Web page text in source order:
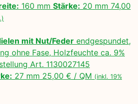
160 mm Stärke: 20 mm 74,00
mit Nut/Feder endgespundet,
ohne Fase, Holzfeuchte ca. 9%
Art. 1130027145
27 mm 25,00 € / QM (inkl. 19%